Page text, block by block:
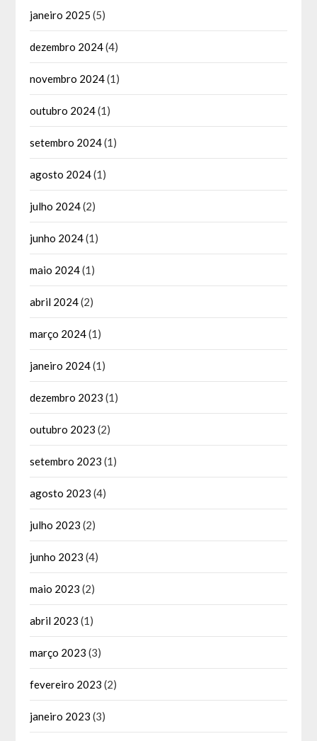
janeiro 2025 (5)
dezembro 2024(4)
novembro 2024(1)
outubro 2024(1)
setembro 2024(1)
agosto 2024(1)
julho 2024(2)
junho 2024(1)
maio 2024(1)
abril 2024(2)
março 2024(1)
janeiro 2024(1)
dezembro 2023 (1)
outubro 2023 (2)
setembro 2023 (1)
agosto 2023 (4)
julho 2023 (2)
junho 2023 (4)
maio 2023 (2)
abril 2023 (1)
março 2023 (3)
fevereiro 2023 (2)
janeiro 2023 (3)